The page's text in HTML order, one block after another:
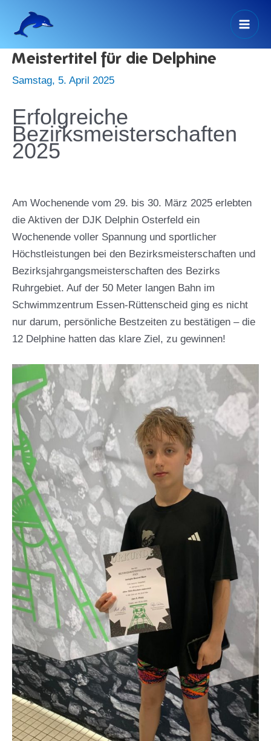
Inhalt
springen
Meistertitel für die Delphine
Samstag, 5. April 2025
Erfolgreiche
Bezirksmeisterschaften
2025
Am Wochenende vom 29. bis 30. März 2025 erlebten
die Aktiven der DJK Delphin Osterfeld ein
Wochenende voller Spannung und sportlicher
Höchstleistungen bei den Bezirksmeisterschaften und
Bezirksjahrgangsmeisterschaften des Bezirks
Ruhrgebiet. Auf der 50 Meter langen Bahn im
Schwimmzentrum Essen-Rüttenscheid ging es nicht
nur darum, persönliche Bestzeiten zu bestätigen – die
12 Delphine hatten das klare Ziel, zu gewinnen!